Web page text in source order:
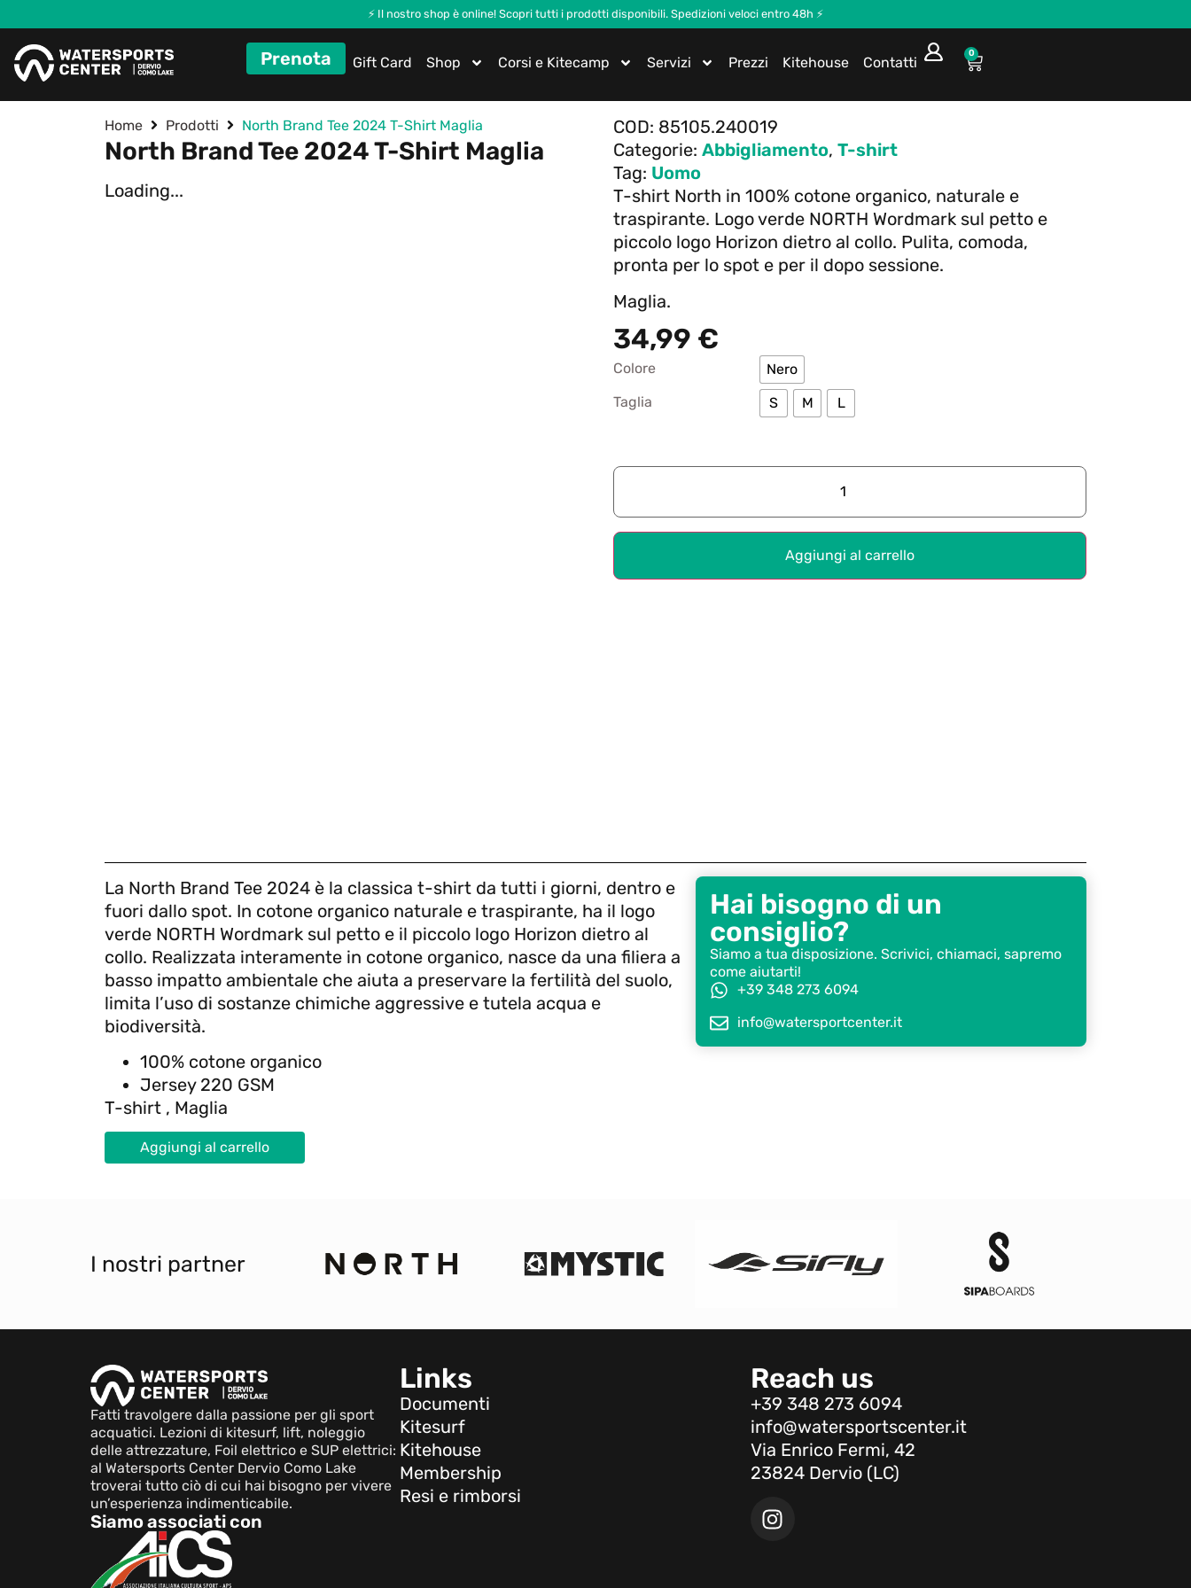
⚡ Il nostro shop è online! Scopri tutti i prodotti disponibili. Spedizioni veloci entro 48h ⚡
Prenota Gift Card Shop Corsi e Kitecamp Servizi Prezzi Kitehouse Contatti
0
Home Prodotti North Brand Tee 2024 T-Shirt Maglia
North Brand Tee 2024 T-Shirt Maglia
Loading...
COD: 85105.240019
Categorie: Abbigliamento, T-shirt
Tag: Uomo
T-shirt North in 100% cotone organico, naturale e
traspirante. Logo verde NORTH Wordmark sul petto e
piccolo logo Horizon dietro al collo. Pulita, comoda,
pronta per lo spot e per il dopo sessione.
Maglia.
34,99 €
Colore
Nero
Taglia
S M L
Aggiungi al carrello
La North Brand Tee 2024 è la classica t-shirt da tutti i giorni, dentro e
fuori dallo spot. In cotone organico naturale e traspirante, ha il logo
verde NORTH Wordmark sul petto e il piccolo logo Horizon dietro al
collo. Realizzata interamente in cotone organico, nasce da una filiera a
basso impatto ambientale che aiuta a preservare la fertilità del suolo,
limita l’uso di sostanze chimiche aggressive e tutela acqua e
biodiversità.
100% cotone organico
Jersey 220 GSM
T-shirt , Maglia
Aggiungi al carrello
Hai bisogno di un
consiglio?
Siamo a tua disposizione. Scrivici, chiamaci, sapremo
come aiutarti!
+39 348 273 6094
info@watersportcenter.it
I nostri partner
Fatti travolgere dalla passione per gli sport
acquatici. Lezioni di kitesurf, lift, noleggio
delle attrezzature, Foil elettrico e SUP elettrici:
al Watersports Center Dervio Como Lake
troverai tutto ciò di cui hai bisogno per vivere
un’esperienza indimenticabile.
Siamo associati con
Links
Documenti
Kitesurf
Kitehouse
Membership
Resi e rimborsi
Reach us
+39 348 273 6094
info@watersportscenter.it
Via Enrico Fermi, 42
23824 Dervio (LC)